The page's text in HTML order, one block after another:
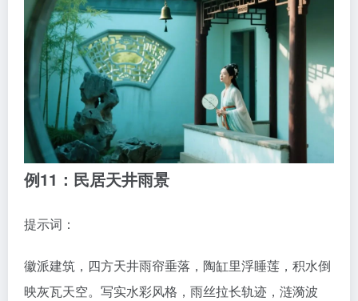
例11：民居天井雨景
提示词：
徽派建筑，四方天井雨帘垂落，陶缸里浮睡莲，积水倒
映灰瓦天空。写实水彩风格，雨丝拉长轨迹，涟漪波